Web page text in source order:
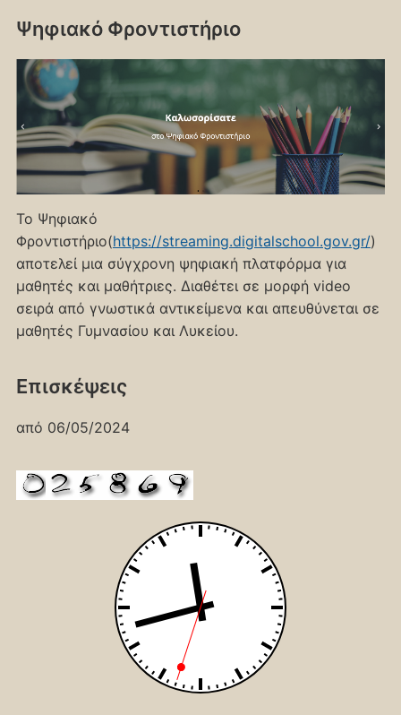
Ψηφιακό Φροντιστήριο
Το Ψηφιακό
Φροντιστήριο(https://streaming.digitalschool.gov.gr/)
αποτελεί μια σύγχρονη ψηφιακή πλατφόρμα για
μαθητές και μαθήτριες. Διαθέτει σε μορφή video
σειρά από γνωστικά αντικείμενα και απευθύνεται σε
μαθητές Γυμνασίου και Λυκείου.
Επισκέψεις
από 06/05/2024